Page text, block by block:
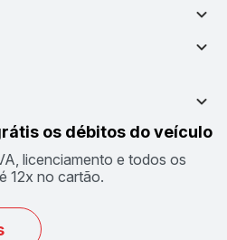
os débitos do veículo
licenciamento e todos os
12x no cartão.